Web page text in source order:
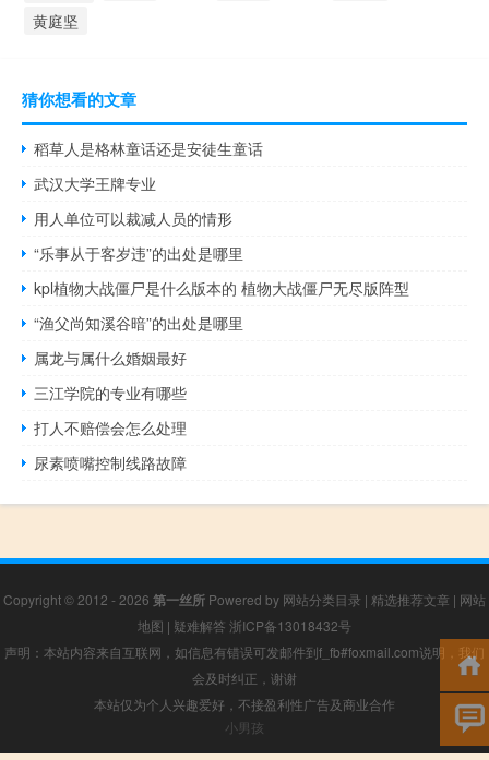
黄庭坚
猜你想看的文章
稻草人是格林童话还是安徒生童话
武汉大学王牌专业
用人单位可以裁减人员的情形
“乐事从于客岁违”的出处是哪里
kpl植物大战僵尸是什么版本的 植物大战僵尸无尽版阵型
“渔父尚知溪谷暗”的出处是哪里
属龙与属什么婚姻最好
三江学院的专业有哪些
打人不赔偿会怎么处理
尿素喷嘴控制线路故障
Copyright © 2012 - 2026 第一丝所 Powered by 网站分类目录 | 精选推荐文章 | 网站
地图 | 疑难解答 浙ICP备13018432号
声明：本站内容来自互联网，如信息有错误可发邮件到f_fb#foxmail.com说明，我们
会及时纠正，谢谢
本站仅为个人兴趣爱好，不接盈利性广告及商业合作
小男孩